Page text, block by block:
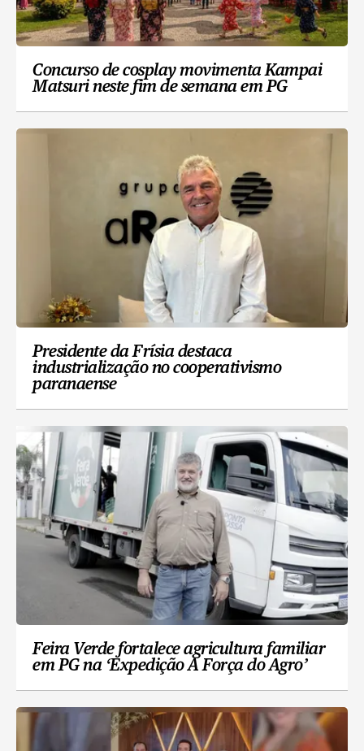
Concurso de cosplay movimenta Kampai
Matsuri neste fim de semana em PG
Presidente da Frísia destaca
industrialização no cooperativismo
paranaense
Feira Verde fortalece agricultura familiar
em PG na ‘Expedição A Força do Agro’